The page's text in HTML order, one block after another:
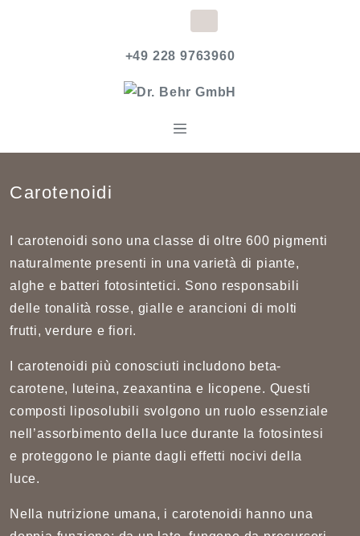
+49 228 9763960
Carotenoidi
I carotenoidi sono una classe di oltre 600 pigmenti
naturalmente presenti in una varietà di piante,
alghe e batteri fotosintetici. Sono responsabili
delle tonalità rosse, gialle e arancioni di molti
frutti, verdure e fiori.
I carotenoidi più conosciuti includono beta-
carotene, luteina, zeaxantina e licopene. Questi
composti liposolubili svolgono un ruolo essenziale
nell’assorbimento della luce durante la fotosintesi
e proteggono le piante dagli effetti nocivi della
luce.
Nella nutrizione umana, i carotenoidi hanno una